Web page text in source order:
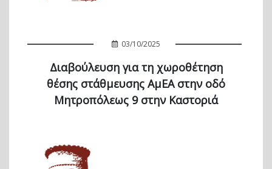
03/10/2025
Διαβούλευση για τη χωροθέτηση
θέσης στάθμευσης ΑμΕΑ στην οδό
Μητροπόλεως 9 στην Καστοριά